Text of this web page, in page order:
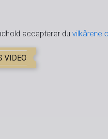
accepterer du vilkårene
VIDEO